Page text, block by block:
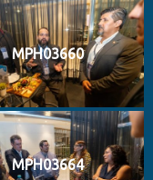
MPH03660
MPH03664